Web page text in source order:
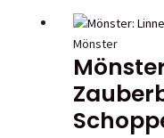
Mönster